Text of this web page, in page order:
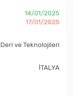
14/01/2025
17/01/2025
ve Teknolojileri
İTALYA